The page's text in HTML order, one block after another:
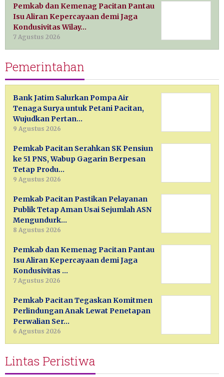
Pemkab dan Kemenag Pacitan Pantau
Isu Aliran Kepercayaan demi Jaga
Kondusivitas Wilay…
7 Agustus 2026
Pemerintahan
Bank Jatim Salurkan Pompa Air
Tenaga Surya untuk Petani Pacitan,
Wujudkan Pertan…
9 Agustus 2026
Pemkab Pacitan Serahkan SK Pensiun
ke 51 PNS, Wabup Gagarin Berpesan
Tetap Produ…
9 Agustus 2026
Pemkab Pacitan Pastikan Pelayanan
Publik Tetap Aman Usai Sejumlah ASN
Mengundurk…
8 Agustus 2026
Pemkab dan Kemenag Pacitan Pantau
Isu Aliran Kepercayaan demi Jaga
Kondusivitas …
7 Agustus 2026
Pemkab Pacitan Tegaskan Komitmen
Perlindungan Anak Lewat Penetapan
Perwalian Ser…
6 Agustus 2026
Lintas Peristiwa